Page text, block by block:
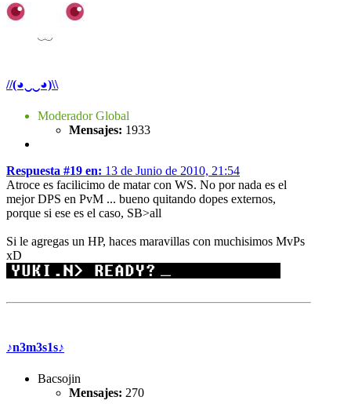
//(◕‿‿◕)\\
Moderador Global
Mensajes: 1933
Respuesta #19 en: 13 de Junio de 2010, 21:54
Atroce es facilicimo de matar con WS. No por nada es el
mejor DPS en PvM ... bueno quitando dopes externos,
porque si ese es el caso, SB>all
Si le agregas un HP, haces maravillas con muchisimos MvPs
xD
♪n3m3s1s♪
Bacsojin
Mensajes: 270